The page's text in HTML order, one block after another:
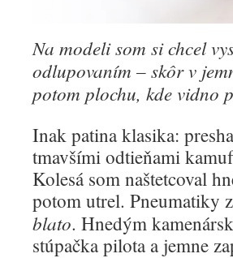
Na modeli som si chcel
odlupovaním – skôr v
potom plochu, kde vidno
Inak patina klasika:
tmavšími odtieňami
Kolesá som naštetcoval
potom utrel. Pneumatiky
blato. Hnedým
stúpačka pilota a jemne